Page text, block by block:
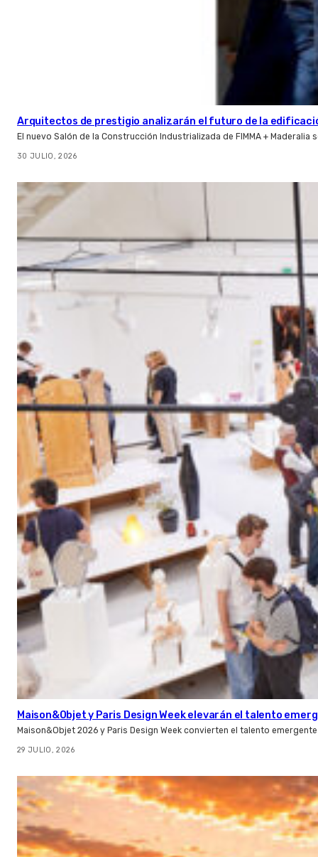
Arquitectos de prestigio analizarán el futuro de la
El nuevo Salón de la Construcción Industrializada de FIMMA +
30 JULIO, 2026
Maison&Objet y Paris Design Week elevarán el talento
Maison&Objet 2026 y Paris Design Week convierten el talento
29 JULIO, 2026